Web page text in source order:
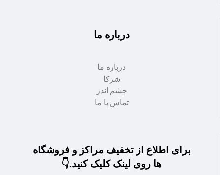
درباره ما
درباره ما
شرکا
چشم اندز
تماس با ما
برای اطلاع از تخفیف مراکز و فروشگاه
ها روی لینک کلیک کنید.👇